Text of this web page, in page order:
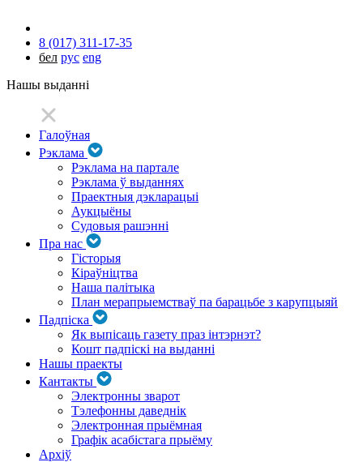
8 (017) 311-17-35
бел рус eng
Нашы выданні
Галоўная
Рэклама
Рэклама на партале
Рэклама ў выданнях
Праектныя дэкларацыі
Аукцыёны
Судовыя рашэнні
Пра нас
Гісторыя
Кіраўніцтва
Наша палітыка
План мерапрыемстваў па барацьбе з карупцыяй
Падпіска
Як выпісаць газету праз інтэрнэт?
Кошт падпіскі на выданні
Нашы праекты
Кантакты
Электронны зварот
Тэлефонны даведнік
Электронная прыёмная
Графік асабістага прыёму
Архіў